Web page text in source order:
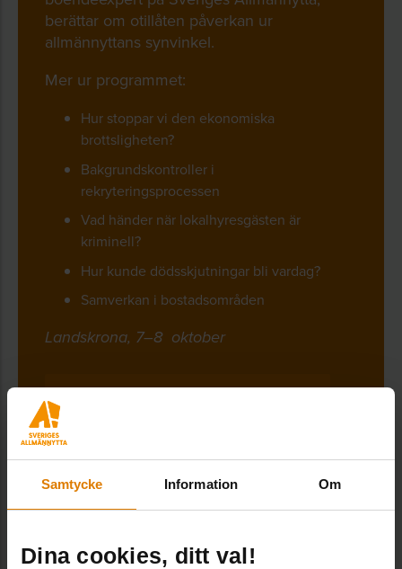
Samtycke Information Om
Dina cookies, ditt val!
otillåten påverkan.
Ladda ner handboken här
berättar om otillåten påverkan ur
allmännyttans synvinkel.
Mer ur programmet:
Hur stoppar vi den ekonomiska
brottsligheten?
Bakgrundskontroller i
rekryteringsprocessen
Vad händer när lokalhyresgästen är
kriminell?
Hur kunde dödsskjutningar bli vardag?
Samverkan i bostadsområden
Landskrona, 7–8 oktober